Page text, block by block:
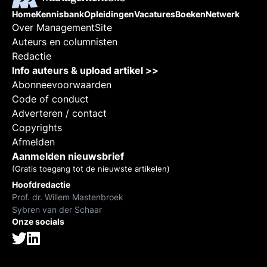
HomeKennisbankOpleidingenVacaturesBoekenNetwerk
Over ManagementSite
Auteurs en columnisten
Redactie
Info auteurs & upload artikel >>
Abonneevoorwaarden
Code of conduct
Adverteren / contact
Copyrights
Afmelden
Aanmelden nieuwsbrief
(Gratis toegang tot de nieuwste artikelen)
Hoofdredactie
Prof. dr. Willem Mastenbroek
Sybren van der Schaar
Onze socials